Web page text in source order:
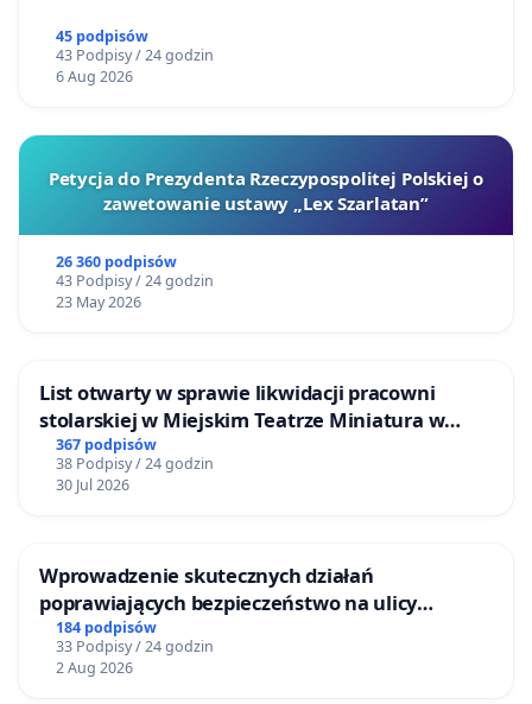
45 podpisów
43 Podpisy / 24 godzin
6 Aug 2026
Petycja do Prezydenta Rzeczypospolitej Polskiej o
zawetowanie ustawy „Lex Szarlatan”
26 360 podpisów
43 Podpisy / 24 godzin
23 May 2026
List otwarty w sprawie likwidacji pracowni
stolarskiej w Miejskim Teatrze Miniatura w
Gdańsku
367 podpisów
38 Podpisy / 24 godzin
30 Jul 2026
Wprowadzenie skutecznych działań
poprawiających bezpieczeństwo na ulicy
Żeromskiego w Otwocku
184 podpisów
33 Podpisy / 24 godzin
2 Aug 2026